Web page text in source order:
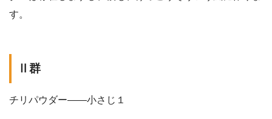
す。
Ⅱ群
チリパウダー——小さじ１